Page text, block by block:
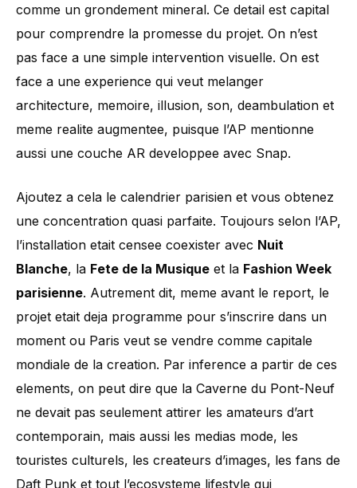
comme un grondement mineral. Ce detail est capital
pour comprendre la promesse du projet. On n’est
pas face a une simple intervention visuelle. On est
face a une experience qui veut melanger
architecture, memoire, illusion, son, deambulation et
meme realite augmentee, puisque l’AP mentionne
aussi une couche AR developpee avec Snap.
Ajoutez a cela le calendrier parisien et vous obtenez
une concentration quasi parfaite. Toujours selon l’AP,
l’installation etait censee coexister avec Nuit
Blanche, la Fete de la Musique et la Fashion Week
parisienne. Autrement dit, meme avant le report, le
projet etait deja programme pour s’inscrire dans un
moment ou Paris veut se vendre comme capitale
mondiale de la creation. Par inference a partir de ces
elements, on peut dire que la Caverne du Pont-Neuf
ne devait pas seulement attirer les amateurs d’art
contemporain, mais aussi les medias mode, les
touristes culturels, les createurs d’images, les fans de
Daft Punk et tout l’ecosysteme lifestyle qui